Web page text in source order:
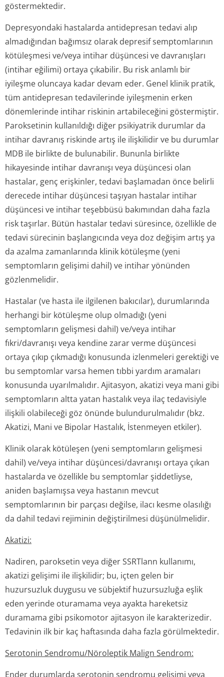
göstermektedir.
Depresyondaki hastalarda antidepresan tedavi alıp
almadığından bağımsız olarak depresif semptomlarının
kötüleşmesi ve/veya intihar düşüncesi ve davranışları
(intihar eğilimi) ortaya çıkabilir. Bu risk anlamlı bir
iyileşme oluncaya kadar devam eder. Genel klinik pratik,
tüm antidepresan tedavilerinde iyileşmenin erken
dönemlerinde intihar riskinin artabileceğini göstermiştir.
Paroksetinin kullanıldığı diğer psikiyatrik durumlar da
intihar davranış riskinde artış ile ilişkilidir ve bu durumlar
MDB ile birlikte de bulunabilir. Bununla birlikte
hikayesinde intihar davranışı veya düşüncesi olan
hastalar, genç erişkinler, tedavi başlamadan önce belirli
derecede intihar düşüncesi taşıyan hastalar intihar
düşüncesi ve intihar teşebbüsü bakımından daha fazla
risk taşırlar. Bütün hastalar tedavi süresince, özellikle de
tedavi sürecinin başlangıcında veya doz değişim artış ya
da azalma zamanlarında klinik kötüleşme (yeni
semptomların gelişimi dahil) ve intihar yönünden
gözlenmelidir.
Hastalar (ve hasta ile ilgilenen bakıcılar), durumlarında
herhangi bir kötüleşme olup olmadığı (yeni
semptomların gelişmesi dahil) ve/veya intihar
fıkri/davranışı veya kendine zarar verme düşüncesi
ortaya çıkıp çıkmadığı konusunda izlenmeleri gerektiği ve
bu semptomlar varsa hemen tıbbi yardım aramaları
konusunda uyarılmalıdır. Ajitasyon, akatizi veya mani gibi
semptomların altta yatan hastalık veya ilaç tedavisiyle
ilişkili olabileceği göz önünde bulundurulmalıdır(bkz.
Akatizi, Mani ve Bipolar Hastalık, İstenmeyen etkiler).
Klinik olarak kötüleşen (yeni semptomların gelişmesi
dahil) ve/veya intihar düşüncesi/davranışı ortaya çıkan
hastalarda ve özellikle bu semptomlar şiddetliyse,
aniden başlamışsa veya hastanın mevcut
semptomlarının bir parçası değilse, ilacı kesme olasılığı
da dahil tedavi rejiminin değiştirilmesi düşünülmelidir.
Akatizi:
Nadiren, paroksetin veya diğer SSRTlann kullanımı,
akatizi gelişimi ile ilişkilidir; bu, içten gelen bir
huzursuzluk duygusu ve sübjektif huzursuzluğa eşlik
eden yerinde oturamama veya ayakta hareketsiz
duramama gibi psikomotor ajitasyon ile karakterizedir.
Tedavinin ilk bir kaç haftasında daha fazla görülmektedir.
Serotonin Sendromu/Nöroleptik Malign Sendrom:
Ender durumlarda serotonin sendromu gelişimi veya